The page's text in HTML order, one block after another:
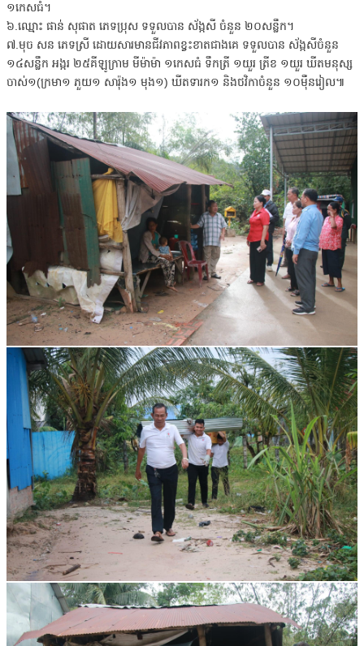
១កេសធំ។
៦.ឈ្មោះ ផាន់ សុផាត ភេទប្រុស ទទួលបាន ស័ង្កសី ចំនួន ២០សន្លឹក។
៧.មុច សន ភេទស្រី ដោយសារមានជីវភាពខ្វះខាតជាងគេ ទទួលបាន ស័ង្កសីចំនួន
១៤សន្លឹក អង្ករ ២៥គីឡូក្រាម មីម៉ាម៉ា ១កេសធំ ទឹកត្រី ១យួរ ត្រីខ ១យួរ ឃីតមនុស្ស
ចាស់១(ក្រមា១ ភួយ១ សារ៉ុង១ មុង១) ឃីតទារក១ និងថវិកាចំនួន ១០មុឺនរៀល៕